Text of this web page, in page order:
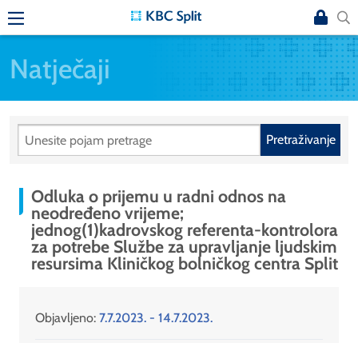
Natječaji
Pretraživanje
Odluka o prijemu u radni odnos na
neodređeno vrijeme;
jednog(1)kadrovskog referenta-kontrolora
za potrebe Službe za upravljanje ljudskim
resursima Kliničkog bolničkog centra Split
Objavljeno: 7.7.2023. - 14.7.2023.